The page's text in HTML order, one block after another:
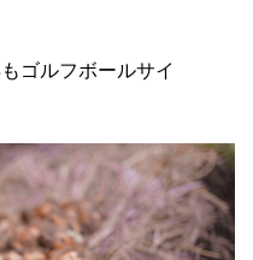
ゴルフボールサイ